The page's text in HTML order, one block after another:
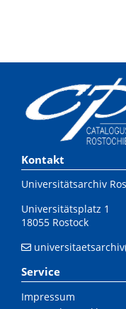
Kontakt
Universitätsarchiv
Universitätsplatz 1
18055 Rostock
Service
Impressum